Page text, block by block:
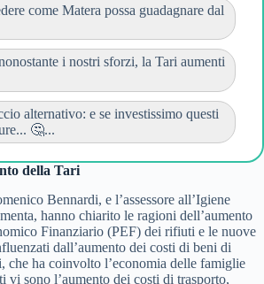
come Matera possa guadagnare dal
i nostri sforzi, la Tari aumenti
alternativo: e se investissimo questi
🤔...
della Tari
Bennardi, e l’assessore all’Igiene
hanno chiarito le ragioni dell’aumento
Finanziario (PEF) dei rifiuti e le nuove
dall’aumento dei costi di beni di
che ha coinvolto l’economia delle famiglie
vi sono l’aumento dei costi di trasporto,